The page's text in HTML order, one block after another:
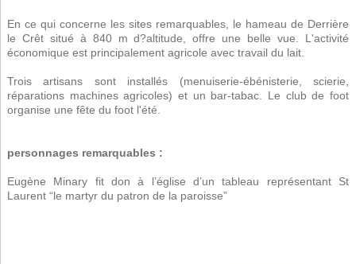
En ce qui concerne les sites remarquables, le hameau de Derrière
le Crêt situé à 840 m d?altitude, offre une belle vue. L'activité
économique est principalement agricole avec travail du lait.
Trois artisans sont installés (menuiserie-ébénisterie, scierie,
réparations machines agricoles) et un bar-tabac. Le club de foot
organise une fête du foot l'été.
personnages remarquables :
Eugène Minary fit don à l’église d’un tableau représentant St
Laurent “le martyr du patron de la paroisse”